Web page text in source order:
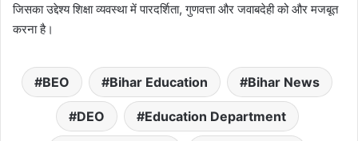
जिसका उद्देश्य शिक्षा व्यवस्था में पारदर्शिता, गुणवत्ता और जवाबदेही को और मजबूत
करना है।
BEO Bihar Education Bihar News
DEO Education Department